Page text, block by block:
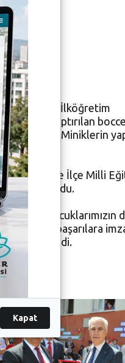
TOKİ İlköğretim
yaptırılan bocce
oldu. Miniklerin
Bozbey ve İlçe Milli
sundu.
olan çocuklarımızın
büyük başarılara
dedi.
Kapat